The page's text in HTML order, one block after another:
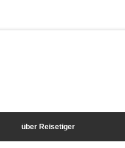
über Reisetiger